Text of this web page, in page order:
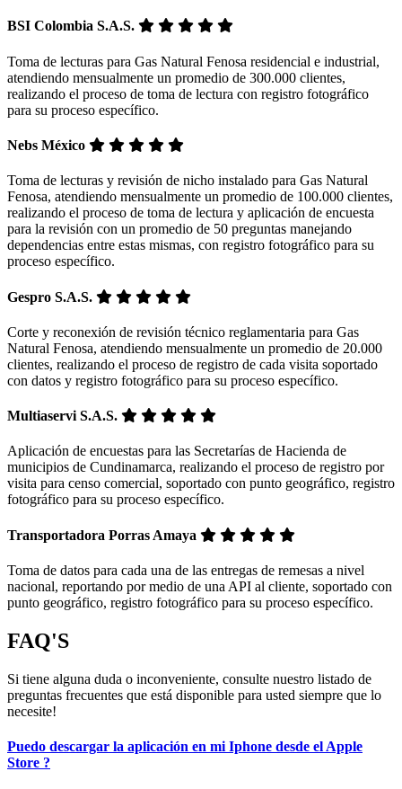
BSI Colombia S.A.S.
Toma de lecturas para Gas Natural Fenosa residencial e industrial,
atendiendo mensualmente un promedio de 300.000 clientes,
realizando el proceso de toma de lectura con registro fotográfico
para su proceso específico.
Nebs México
Toma de lecturas y revisión de nicho instalado para Gas Natural
Fenosa, atendiendo mensualmente un promedio de 100.000 clientes,
realizando el proceso de toma de lectura y aplicación de encuesta
para la revisión con un promedio de 50 preguntas manejando
dependencias entre estas mismas, con registro fotográfico para su
proceso específico.
Gespro S.A.S.
Corte y reconexión de revisión técnico reglamentaria para Gas
Natural Fenosa, atendiendo mensualmente un promedio de 20.000
clientes, realizando el proceso de registro de cada visita soportado
con datos y registro fotográfico para su proceso específico.
Multiaservi S.A.S.
Aplicación de encuestas para las Secretarías de Hacienda de
municipios de Cundinamarca, realizando el proceso de registro por
visita para censo comercial, soportado con punto geográfico, registro
fotográfico para su proceso específico.
Transportadora Porras Amaya
Toma de datos para cada una de las entregas de remesas a nivel
nacional, reportando por medio de una API al cliente, soportado con
punto geográfico, registro fotográfico para su proceso específico.
FAQ'S
Si tiene alguna duda o inconveniente, consulte nuestro listado de
preguntas frecuentes que está disponible para usted siempre que lo
necesite!
Puedo descargar la aplicación en mi Iphone desde el Apple
Store ?